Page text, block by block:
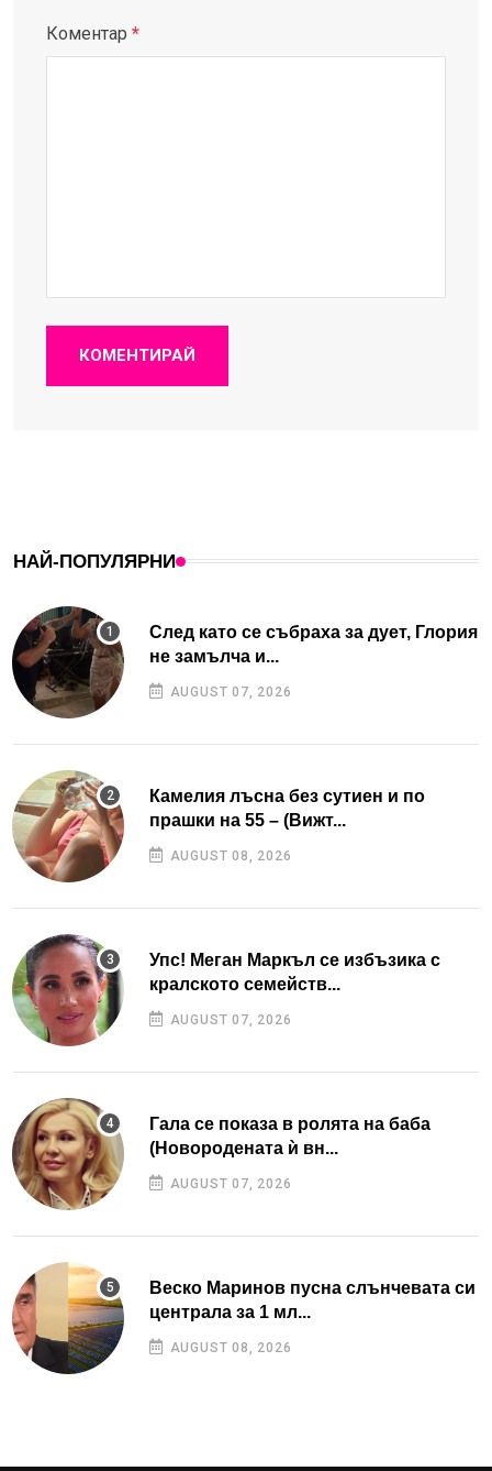
Коментар *
КОМЕНТИРАЙ
НАЙ-ПОПУЛЯРНИ
След като се събраха за дует, Глория
не замълча и...
AUGUST 07, 2026
Камелия лъсна без сутиен и по
прашки на 55 – (Вижт...
AUGUST 08, 2026
Упс! Меган Маркъл се избъзика с
кралското семейств...
AUGUST 07, 2026
Гала се показа в ролята на баба
(Новородената ѝ вн...
AUGUST 07, 2026
Веско Маринов пусна слънчевата си
централа за 1 мл...
AUGUST 08, 2026